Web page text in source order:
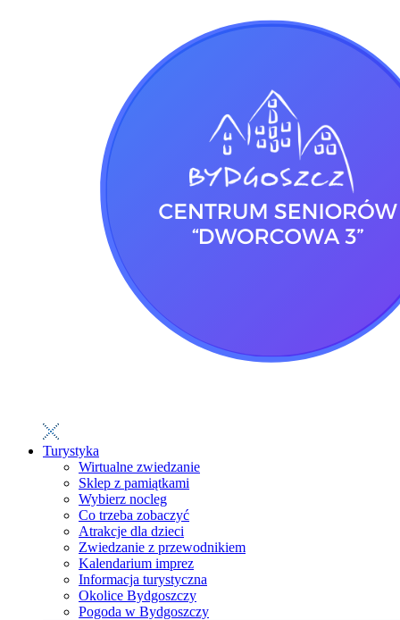
Turystyka
Wirtualne zwiedzanie
Sklep z pamiątkami
Wybierz nocleg
Co trzeba zobaczyć
Atrakcje dla dzieci
Zwiedzanie z przewodnikiem
Kalendarium imprez
Informacja turystyczna
Okolice Bydgoszczy
Pogoda w Bydgoszczy